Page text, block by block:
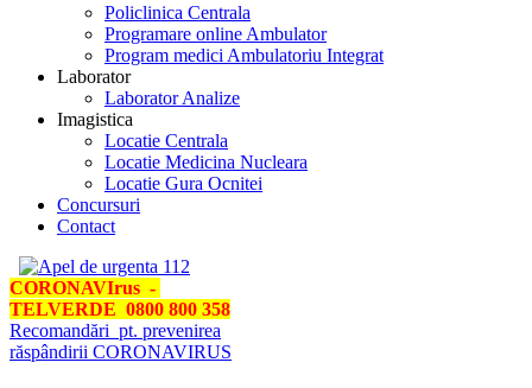
Policlinica Centrala
Programare online Ambulator
Program medici Ambulatoriu Integrat
Laborator
Laborator Analize
Imagistica
Locatie Centrala
Locatie Medicina Nucleara
Locatie Gura Ocnitei
Concursuri
Contact
CORONAVIrus -
TELVERDE 0800 800 358
Recomandări pt. prevenirea
răspândirii CORONAVIRUS